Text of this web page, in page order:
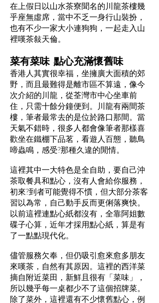
在上假日以山水茶寮聞名的川龍茶樓幾
乎座無虛席，當中不乏一身行山裝扮，
也有不少一家大小連狗狗，一起走入山
裡嘆茶敍天倫。
菜有菜味 點心充滿懷舊味
香港人其實很幸福，坐擁廣大面積的郊
野，而且最難得是離市區不算遠，像今
次介紹的川龍，從荃灣市中心坐車前
住，只需十餘分鐘便到。川龍有兩間茶
樓，筆者最常去的是位於路口那間。當
天氣不錯時，很多人都會像筆者那樣喜
歡坐在鐵棚下品茗，看遊人百態，聽鳥
啼蟲鳴，感受?那種久違的閒情。
這裡其中一大特色是全自助，要自己沖
茶取餐具和點心，沒有人會給你服務，
初來?到者可能覺得不慣，但大部分茶客
習以為常，自己動手反而更俐落爽快。
以前這裡連點心紙都沒有，全靠阿姐數
碟子心算，近年才採用點心紙，算是有
了一點點現代化。
儘管服務欠奉，但仍吸引愈來愈多朋友
來嘆茶，自然有其原因。這裡的西洋菜
摘自附近菜田，新鮮且很有「菜味」，
所以幾乎每一桌都少不了這個招牌菜。
除了菜外，這裡還有不少懷舊點心，例